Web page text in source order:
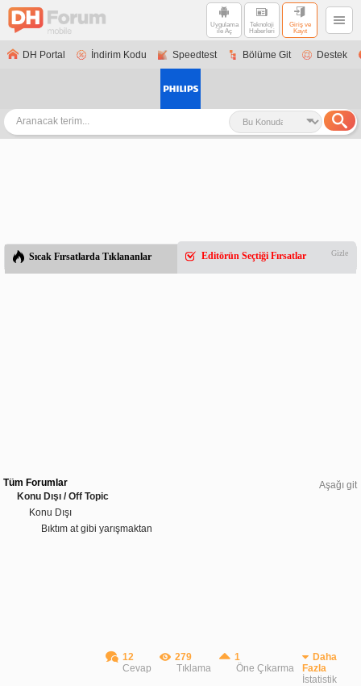
Uygulama
ile Aç
Teknoloji
Haberleri
Giriş ve
Kayıt
DH Portal İndirim Kodu Speedtest Bölüme Git Destek
Sıcak Fırsatlarda Tıklananlar Editörün Seçtiği Fırsatlar Gizle
Aşağı git
Tüm Forumlar
Konu Dışı / Off Topic
Konu Dışı
Bıktım at gibi yarışmaktan
12
Cevap
279
Tıklama
1
Öne Çıkarma
Daha
Fazla
İstatistik